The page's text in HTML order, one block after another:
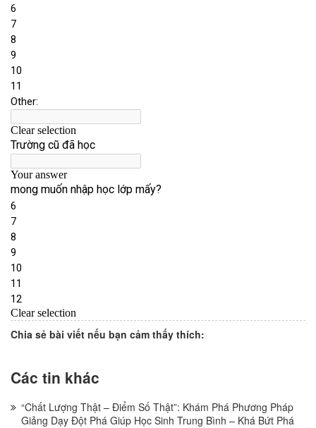
Chia sẻ bài viết nếu bạn cảm thấy thích:
Các tin khác
“Chất Lượng Thật – Điểm Số Thật”: Khám Phá Phương Pháp
Giảng Dạy Đột Phá Giúp Học Sinh Trung Bình – Khá Bứt Phá